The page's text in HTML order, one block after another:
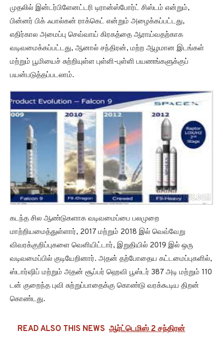
முதலில் இன்டர்பிளேனட்டரி டிரான்ஸ்போர்ட் சிஸ்டம் என்றும்,
பின்னர் பிக் ஃபால்கன் ராக்கெட் என்றும் அழைக்கப்பட்டது,
எதிர்கால அமைப்பு செவ்வாய் கிரகத்தை ஆராய்வதற்காக
வடிவமைக்கப்பட்டது, ஆனால் சந்திரன், மற்ற ஆழமான இடங்கள்
மற்றும் பூமியைச் சுற்றியுள்ள புள்ளி-புள்ளி பயணங்களுக்குப்
பயன்படுத்தப்படலாம்.
கடந்த சில ஆண்டுகளாக வடிவமைப்பை பலமுறை
மாற்றியமைத்துள்ளார், 2017 மற்றும் 2018 இல் வெவ்வேறு
விவரக்குறிப்புகளை வெளியிட்டார், இறுதியில் 2019 இல் ஒரு
வடிவமைப்பில் குடியேறினார். அதன் தற்போதைய கட்டமைப்புகளில்,
ஸ்டார்ஷிப் மற்றும் அதன் சூப்பர் ஹெவி பூஸ்டர் 387 அடி மற்றும் 110
டன் குறைந்த புவி சுற்றுப்பாதைக்கு கொண்டு வரக்கூடிய திறன்
கொண்டது.
READ ALSO THIS NEWS ஆர்ட்டெமிஸ் 2 சந்திரன்